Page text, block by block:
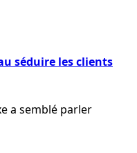
séduire les clients
a semblé parler